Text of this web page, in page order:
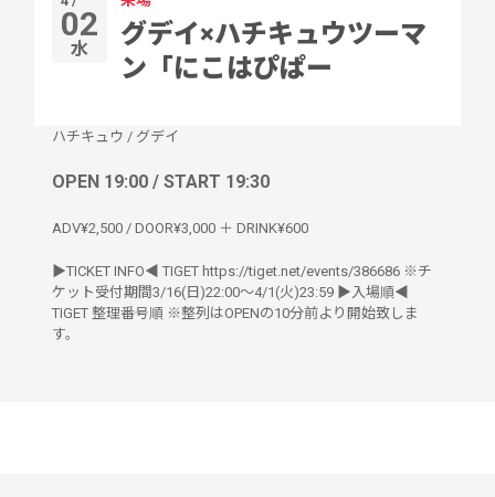
02
水
グデイ×ハチキュウツーマ
ン「にこはぴぱー
ハチキュウ / グデイ
OPEN 19:00 / START 19:30
ADV¥2,500 / DOOR¥3,000 ＋ DRINK¥600
▶︎TICKET INFO◀︎ TIGET https://tiget.net/events/386686 ※チ
ケット受付期間3/16(日)22:00〜4/1(火)23:59 ▶︎入場順◀︎
TIGET 整理番号順 ※整列はOPENの10分前より開始致しま
す。